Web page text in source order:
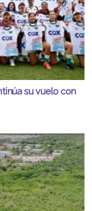
su vuelo con